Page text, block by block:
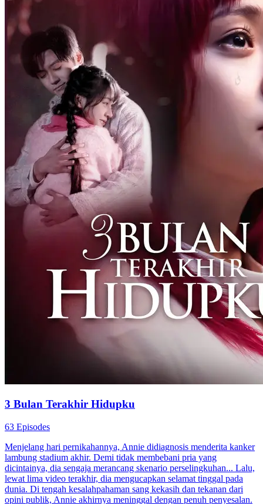
3 Bulan Terakhir Hidupku
63 Episodes
Menjelang hari pernikahannya, Annie didiagnosis menderita kanker
lambung stadium akhir. Demi tidak membebani pria yang
dicintainya, dia sengaja merancang skenario perselingkuhan... Lalu,
lewat lima video terakhir, dia mengucapkan selamat tinggal pada
dunia. Di tengah kesalahpahaman sang kekasih dan tekanan dari
opini publik, Annie akhirnya meninggal dengan penuh penyesalan.